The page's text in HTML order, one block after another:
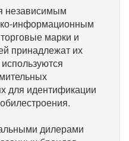
независимым
информационным
марки и
принадлежат их
для идентификации
дилерами